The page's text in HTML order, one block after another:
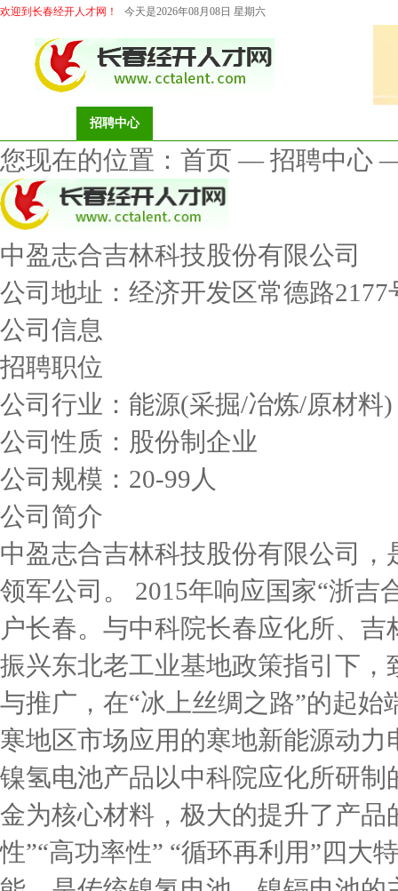
欢迎到长春经开人才网！ 今天是2026年08月08日 星期六
招聘中心
您现在的位置： 首页 —招聘中心
中盈志合吉林科技股份有限公司
公司地址：经济开发区常德路2177
公司信息
招聘职位
公司行业：能源(采掘/冶炼/原材料)
公司性质：股份制企业
公司规模：20-99人
公司简介
中盈志合吉林科技股份有限公司
领军公司。 2015年响应国家“浙吉
户长春。与中科院长春应化所、
振兴东北老工业基地政策指引下
与推广，在“冰上丝绸之路”的起
寒地区市场应用的寒地新能源动
镍氢电池产品以中科院应化所研
金为核心材料，极大的提升了产品
性”“高功率性” “循环再利用”四